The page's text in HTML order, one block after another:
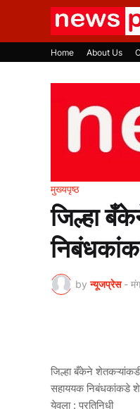
Home About Us
मुख्यपृष्ठ
जिल्हा
by न्यूजप्रेस -
जिल्हा बँकेने
सहाययक निबंधकांकडे
येवला : प्रतिनिधी